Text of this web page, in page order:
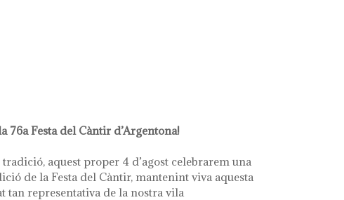
76a Festa del Càntir d’Argentona!
tradició, aquest proper 4 d’agost celebrarem una
de la Festa del Càntir, mantenint viva aquesta
tan representativa de la nostra vila